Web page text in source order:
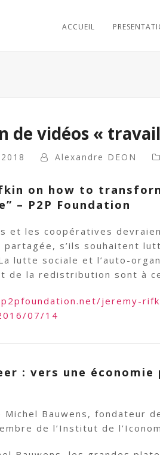
ACCUEIL
de vidéos «
Alexandre DEON
on how to
– P2P Foundation
et les coopératives
partagée, s’ils souhaitent
lutte sociale et l’auto-
de la redistribution sont à
jeremy-
07/14
: vers une
Bauwens, fondateur
de l’Institut de